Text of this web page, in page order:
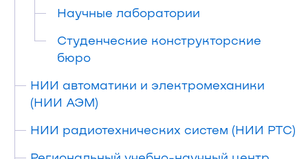
Научные лаборатории
Студенческие конструкторские
бюро
НИИ автоматики и электромеханики
(НИИ АЭМ)
НИИ радиотехнических систем (НИИ РТС)